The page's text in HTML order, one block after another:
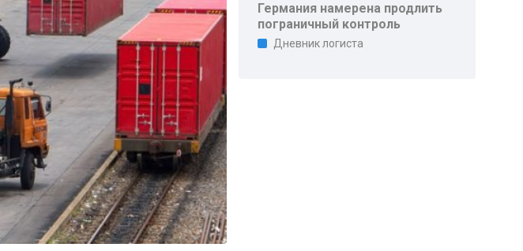
Германия намерена продлить
пограничный контроль
Дневник логиста